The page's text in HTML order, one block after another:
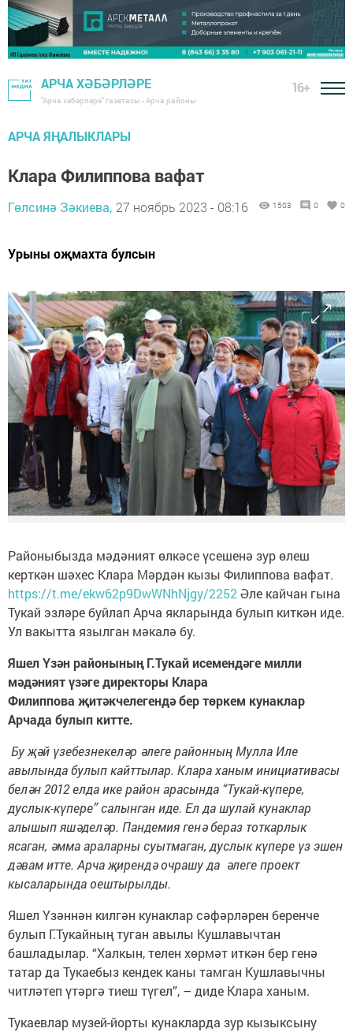
АРЧА ХӘБӘРЛӘРЕ
"Арча хәбәрләре" газетасы - Арча районы
16+
АРЧА ЯҢАЛЫКЛАРЫ
Клара Филиппова вафат
Гөлсинә Зәкиева, 27 ноябрь 2023 - 08:16 1503 0 0
Урыны оҗмахта булсын
Районыбызда мәдәният өлкәсе үсешенә зур өлеш
керткән шәхес Клара Мәрдән кызы Филиппова вафат.
https://t.me/ekw62p9DwWNhNjgy/2252Әле кайчан гына
Тукай эзләре буйлап Арча якларында булып киткән иде.
Ул вакытта язылган мәкалә бу.
Яшел Үзән районының Г.Тукай исемендәге милли
мәдәният үзәге директоры Клара
Филиппова җитәкчелегендә бер төркем кунаклар
Арчада булып китте.
Бу җәй үзебезнекеләр әлеге районның Мулла Иле
авылында булып кайттылар. Клара ханым инициативасы
белән 2012 елда ике район арасында “Тукай-күпере,
дуслык-күпере” салынган иде. Ел да шулай кунаклар
алышып яшәделәр. Пандемия генә бераз тоткарлык
ясаган, әмма араларны суытмаган, дуслык күпере үз эшен
дәвам итте. Арча җирендә очрашу да әлеге проект
кысаларында оештырылды.
Яшел Үзәннән килгән кунаклар сәфәрләрен беренче
булып Г.Тукайның туган авылы Кушлавычтан
башладылар. “Халкын, телен хөрмәт иткән бер генә
татар да Тукаебыз кендек каны тамган Кушлавычны
читләтеп үтәргә тиеш түгел”, – диде Клара ханым.
Тукаевлар музей-йорты кунакларда зур кызыксыну